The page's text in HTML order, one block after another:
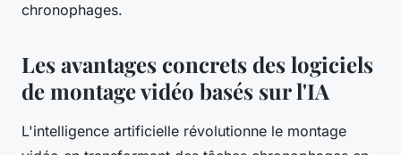
chronophages.
Les avantages concrets des logiciels
de montage vidéo basés sur l'IA
L'intelligence artificielle révolutionne le montage